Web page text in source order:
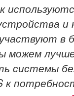
и
в
можем
системы
к